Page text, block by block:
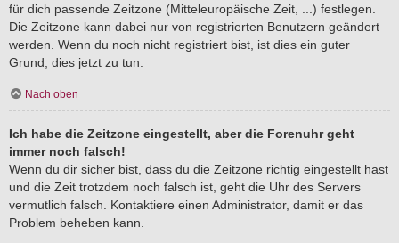
für dich passende Zeitzone (Mitteleuropäische Zeit, ...) festlegen.
Die Zeitzone kann dabei nur von registrierten Benutzern geändert
werden. Wenn du noch nicht registriert bist, ist dies ein guter
Grund, dies jetzt zu tun.
Nach oben
Ich habe die Zeitzone eingestellt, aber die Forenuhr geht
immer noch falsch!
Wenn du dir sicher bist, dass du die Zeitzone richtig eingestellt hast
und die Zeit trotzdem noch falsch ist, geht die Uhr des Servers
vermutlich falsch. Kontaktiere einen Administrator, damit er das
Problem beheben kann.